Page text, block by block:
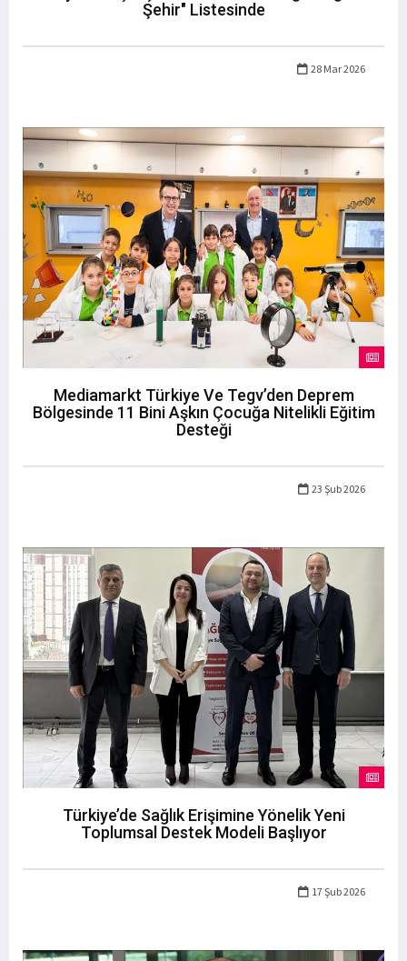
Şehir" Listesinde
28 Mar 2026
Mediamarkt Türkiye Ve Tegv’den Deprem
Bölgesinde 11 Bini Aşkın Çocuğa Nitelikli Eğitim
Desteği
23 Şub 2026
Türkiye’de Sağlık Erişimine Yönelik Yeni
Toplumsal Destek Modeli Başlıyor
17 Şub 2026